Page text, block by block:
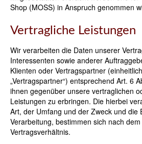
Shop (MOSS) in Anspruch genommen
Vertragliche Leistungen
Wir verarbeiten die Daten unserer
Interessenten sowie anderer
Klienten oder Vertragspartner
„Vertragspartner“) entsprechend Art. 6
ihnen gegenüber unsere vertraglichen
Leistungen zu erbringen. Die hierbei
Art, der Umfang und der Zweck und die
Verarbeitung, bestimmen sich nach
Vertragsverhältnis.